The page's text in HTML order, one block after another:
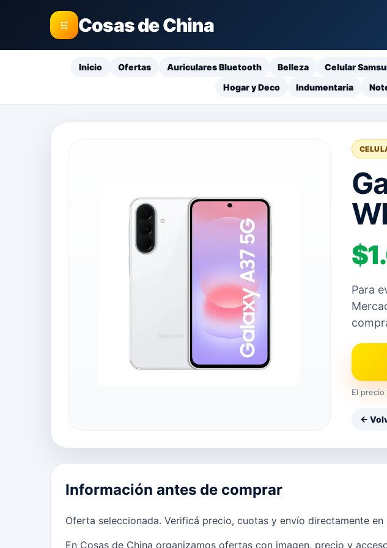
🛒 Cosas de China
Inicio Ofertas Auriculares Bluetooth Belleza Celular
Hogar y Deco
Indumentaria
Para
El
←
Información antes de comprar
Oferta seleccionada. Verificá precio, cuotas y envío directamente en
En Cosas de China organizamos ofertas con imagen, precio y